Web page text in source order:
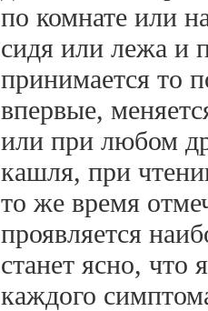
по комнате или
сидя или лежа и
принимается то
впервые,
или при любом
кашля, при
то же время
проявляется
станет ясно, что
каждого